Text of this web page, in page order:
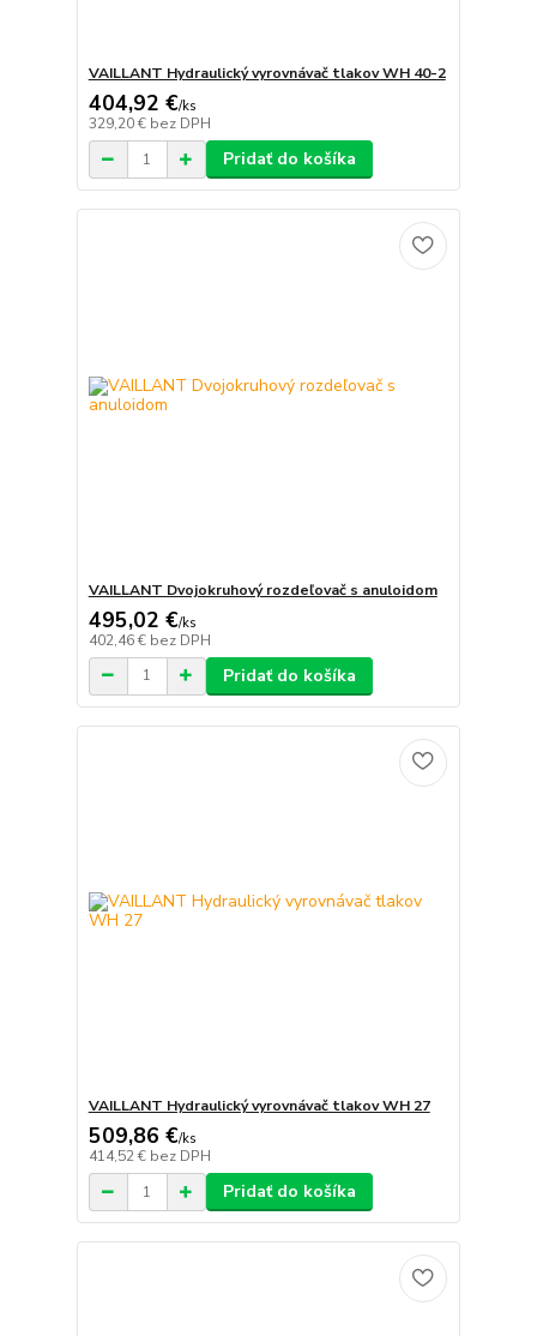
VAILLANT Hydraulický vyrovnávač tlakov WH 40-2
404,92 €/ks
329,20 € bez DPH
Pridať do košíka
VAILLANT Dvojokruhový rozdeľovač s anuloidom
495,02 €/ks
402,46 € bez DPH
Pridať do košíka
VAILLANT Hydraulický vyrovnávač tlakov WH 27
509,86 €/ks
414,52 € bez DPH
Pridať do košíka